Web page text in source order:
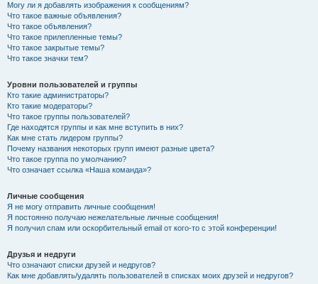
Могу ли я добавлять изображения к сообщениям?
Что такое важные объявления?
Что такое объявления?
Что такое прилепленные темы?
Что такое закрытые темы?
Что такое значки тем?
Уровни пользователей и группы
Кто такие администраторы?
Кто такие модераторы?
Что такое группы пользователей?
Где находятся группы и как мне вступить в них?
Как мне стать лидером группы?
Почему названия некоторых групп имеют разные цвета?
Что такое группа по умолчанию?
Что означает ссылка «Наша команда»?
Личные сообщения
Я не могу отправить личные сообщения!
Я постоянно получаю нежелательные личные сообщения!
Я получил спам или оскорбительный email от кого-то с этой конференции!
Друзья и недруги
Что означают списки друзей и недругов?
Как мне добавлять/удалять пользователей в списках моих друзей и недругов?